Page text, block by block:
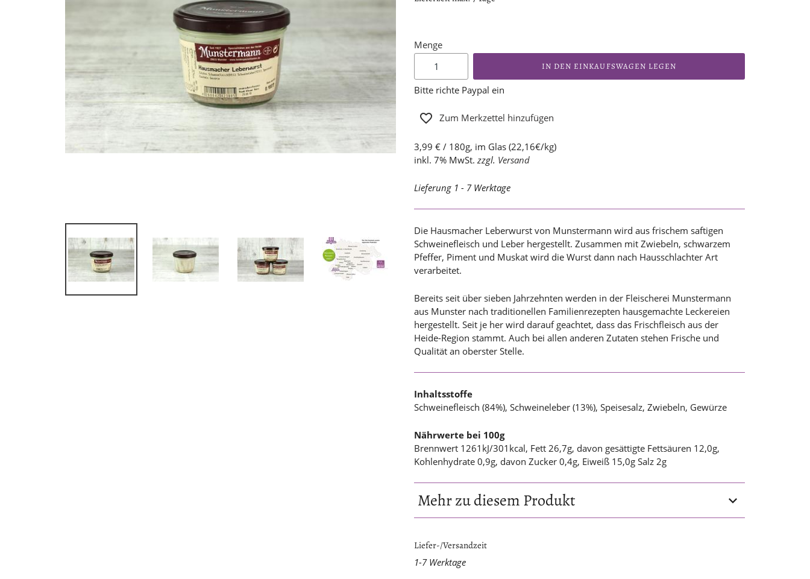
Menge
IN DEN EINKAUFSWAGEN LEGEN
Bitte richte Paypal ein
Zum Merkzettel hinzufügen
3,99 € / 180g, im Glas (22,16€/kg)
inkl. 7% MwSt.zzgl. Versand
Lieferung 1 - 7 Werktage
Die Hausmacher Leberwurst von Munstermann wird aus frischem saftigen
Schweinefleisch und Leber hergestellt. Zusammen mit Zwiebeln, schwarzem
Pfeffer, Piment und Muskat wird die Wurst dann nach Hausschlachter Art
verarbeitet.
Bereits seit über sieben Jahrzehnten werden in der Fleischerei Munstermann
aus Munster nach traditionellen Familienrezepten hausgemachte Leckereien
hergestellt. Seit je her wird darauf geachtet, dass das Frischfleisch aus der
Heide-Region stammt. Auch bei allen anderen Zutaten stehen Frische und
Qualität an oberster Stelle.
Inhaltsstoffe
Schweinefleisch (84%), Schweineleber (13%), Speisesalz, Zwiebeln, Gewürze
Nährwerte bei 100g
Brennwert 1261kJ/301kcal, Fett 26,7g, davon gesättigte Fettsäuren 12,0g,
Kohlenhydrate 0,9g, davon Zucker 0,4g, Eiweiß 15,0g Salz 2g
Mehr zu diesem Produkt
Liefer-/Versandzeit
1-7 Werktage